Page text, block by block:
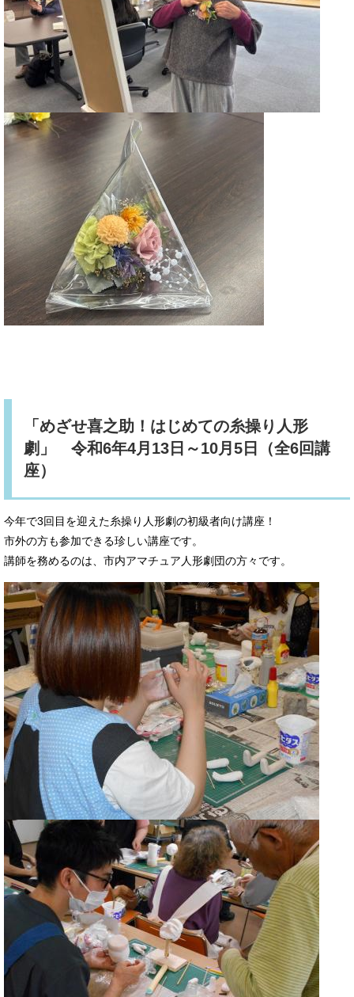
「めざせ喜之助！はじめての糸操り人形
劇」 令和6年4月13日～10月5日（全6回講
座）
今年で3回目を迎えた糸操り人形劇の初級者向け講座！
市外の方も参加できる珍しい講座です。
講師を務めるのは、市内アマチュア人形劇団の方々です。